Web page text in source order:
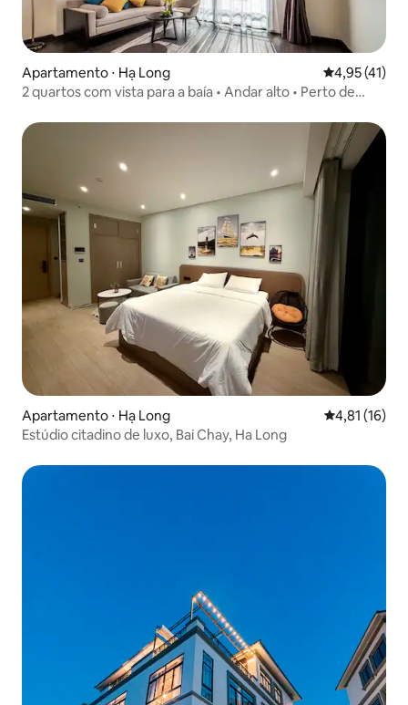
Apartamento ⋅ Hạ Long 4,95 de uma
4,95 (41)
2 quartos com vista para a baía • Andar alto • Perto de
Apartamento ⋅ Hạ Long 4,81 de uma
4,81 (16)
Estúdio citadino de luxo, Bai Chay, Ha Long